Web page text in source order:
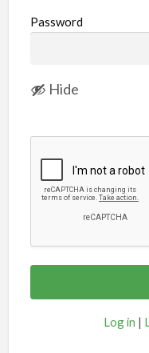
Password
Hide
Log in |